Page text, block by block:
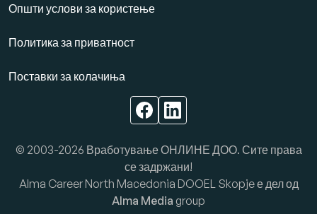
Општи услови за користење
Политика за приватност
Поставки за колачиња
© 2003-2026 Вработување ОНЛИНЕ ДОО. Сите права
се задржани!
Alma Career North Macedonia DOOEL Skopje е дел од
Alma Media group